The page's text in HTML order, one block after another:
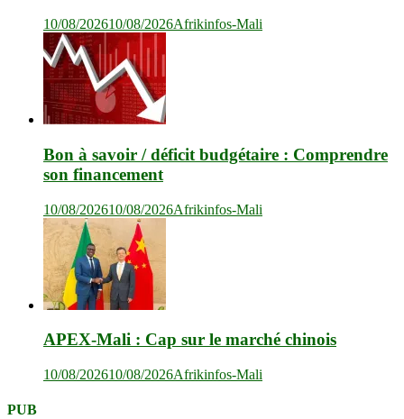
10/08/202610/08/2026Afrikinfos-Mali
Bon à savoir / déficit budgétaire : Comprendre
son financement
10/08/202610/08/2026Afrikinfos-Mali
APEX-Mali : Cap sur le marché chinois
10/08/202610/08/2026Afrikinfos-Mali
PUB